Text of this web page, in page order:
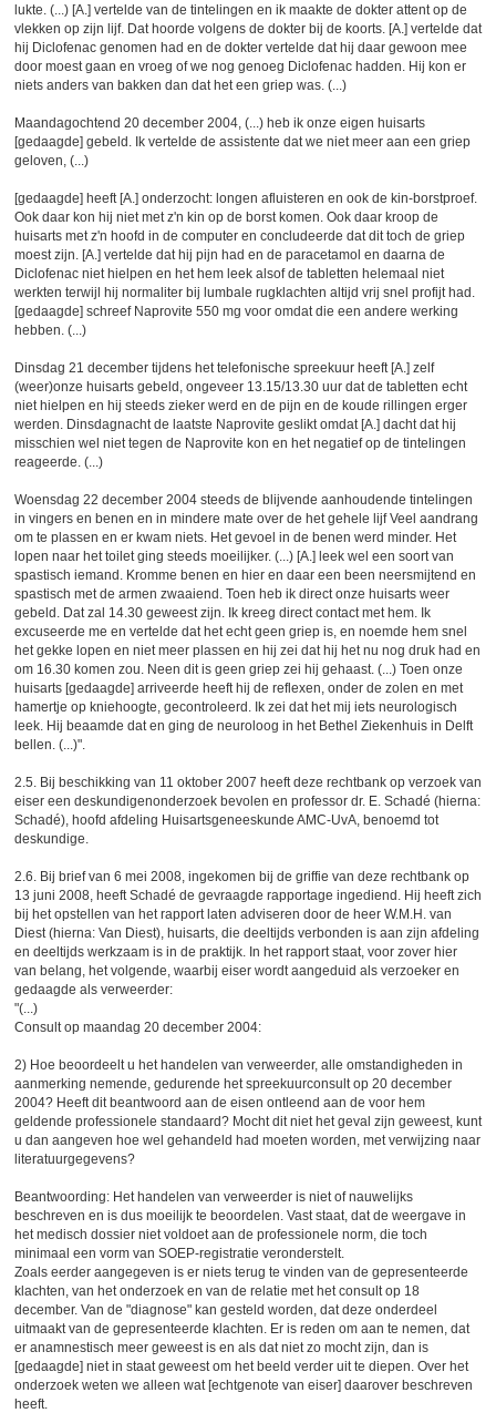
lukte. (...) [A.] vertelde van de tintelingen en ik maakte de dokter attent op de
vlekken op zijn lijf. Dat hoorde volgens de dokter bij de koorts. [A.] vertelde dat
hij Diclofenac genomen had en de dokter vertelde dat hij daar gewoon mee
door moest gaan en vroeg of we nog genoeg Diclofenac hadden. Hij kon er
niets anders van bakken dan dat het een griep was. (...)
Maandagochtend 20 december 2004, (...) heb ik onze eigen huisarts
[gedaagde] gebeld. Ik vertelde de assistente dat we niet meer aan een griep
geloven, (...)
[gedaagde] heeft [A.] onderzocht: longen afluisteren en ook de kin-borstproef.
Ook daar kon hij niet met z'n kin op de borst komen. Ook daar kroop de
huisarts met z'n hoofd in de computer en concludeerde dat dit toch de griep
moest zijn. [A.] vertelde dat hij pijn had en de paracetamol en daarna de
Diclofenac niet hielpen en het hem leek alsof de tabletten helemaal niet
werkten terwijl hij normaliter bij lumbale rugklachten altijd vrij snel profijt had.
[gedaagde] schreef Naprovite 550 mg voor omdat die een andere werking
hebben. (...)
Dinsdag 21 december tijdens het telefonische spreekuur heeft [A.] zelf
(weer)onze huisarts gebeld, ongeveer 13.15/13.30 uur dat de tabletten echt
niet hielpen en hij steeds zieker werd en de pijn en de koude rillingen erger
werden. Dinsdagnacht de laatste Naprovite geslikt omdat [A.] dacht dat hij
misschien wel niet tegen de Naprovite kon en het negatief op de tintelingen
reageerde. (...)
Woensdag 22 december 2004 steeds de blijvende aanhoudende tintelingen
in vingers en benen en in mindere mate over de het gehele lijf Veel aandrang
om te plassen en er kwam niets. Het gevoel in de benen werd minder. Het
lopen naar het toilet ging steeds moeilijker. (...) [A.] leek wel een soort van
spastisch iemand. Kromme benen en hier en daar een been neersmijtend en
spastisch met de armen zwaaiend. Toen heb ik direct onze huisarts weer
gebeld. Dat zal 14.30 geweest zijn. Ik kreeg direct contact met hem. Ik
excuseerde me en vertelde dat het echt geen griep is, en noemde hem snel
het gekke lopen en niet meer plassen en hij zei dat hij het nu nog druk had en
om 16.30 komen zou. Neen dit is geen griep zei hij gehaast. (...) Toen onze
huisarts [gedaagde] arriveerde heeft hij de reflexen, onder de zolen en met
hamertje op kniehoogte, gecontroleerd. Ik zei dat het mij iets neurologisch
leek. Hij beaamde dat en ging de neuroloog in het Bethel Ziekenhuis in Delft
bellen. (...)".
2.5. Bij beschikking van 11 oktober 2007 heeft deze rechtbank op verzoek van
eiser een deskundigenonderzoek bevolen en professor dr. E. Schadé (hierna:
Schadé), hoofd afdeling Huisartsgeneeskunde AMC-UvA, benoemd tot
deskundige.
2.6. Bij brief van 6 mei 2008, ingekomen bij de griffie van deze rechtbank op
13 juni 2008, heeft Schadé de gevraagde rapportage ingediend. Hij heeft zich
bij het opstellen van het rapport laten adviseren door de heer W.M.H. van
Diest (hierna: Van Diest), huisarts, die deeltijds verbonden is aan zijn afdeling
en deeltijds werkzaam is in de praktijk. In het rapport staat, voor zover hier
van belang, het volgende, waarbij eiser wordt aangeduid als verzoeker en
gedaagde als verweerder:
"(...)
Consult op maandag 20 december 2004:
2) Hoe beoordeelt u het handelen van verweerder, alle omstandigheden in
aanmerking nemende, gedurende het spreekuurconsult op 20 december
2004? Heeft dit beantwoord aan de eisen ontleend aan de voor hem
geldende professionele standaard? Mocht dit niet het geval zijn geweest, kunt
u dan aangeven hoe wel gehandeld had moeten worden, met verwijzing naar
literatuurgegevens?
Beantwoording: Het handelen van verweerder is niet of nauwelijks
beschreven en is dus moeilijk te beoordelen. Vast staat, dat de weergave in
het medisch dossier niet voldoet aan de professionele norm, die toch
minimaal een vorm van SOEP-registratie veronderstelt.
Zoals eerder aangegeven is er niets terug te vinden van de gepresenteerde
klachten, van het onderzoek en van de relatie met het consult op 18
december. Van de "diagnose" kan gesteld worden, dat deze onderdeel
uitmaakt van de gepresenteerde klachten. Er is reden om aan te nemen, dat
er anamnestisch meer geweest is en als dat niet zo mocht zijn, dan is
[gedaagde] niet in staat geweest om het beeld verder uit te diepen. Over het
onderzoek weten we alleen wat [echtgenote van eiser] daarover beschreven
heeft.